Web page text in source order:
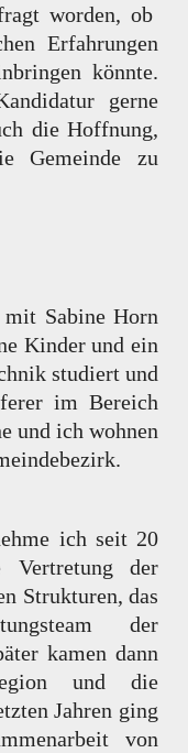
worden, ob
Erfahrungen
könnte.
gerne
die Hoffnung,
Gemeinde zu
Sabine Horn
Kinder und ein
studiert und
im Bereich
und ich wohnen
ich seit 20
Vertretung der
Strukturen, das
der
kamen dann
und die
Jahren ging
von